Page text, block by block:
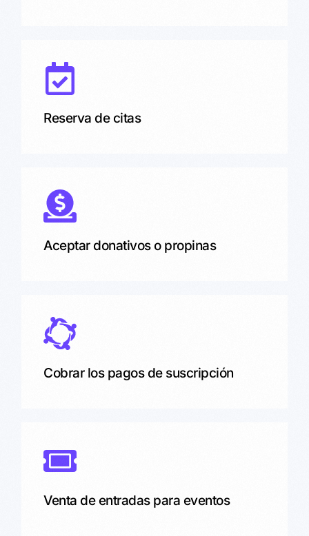
Reserva de citas
Aceptar donativos o propinas
Cobrar los pagos de suscripción
Venta de entradas para eventos